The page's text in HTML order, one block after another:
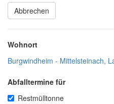
Abbrechen
Wohnort
Burgwindheim - Mittelsteinach,
Abfalltermine für
Restmülltonne